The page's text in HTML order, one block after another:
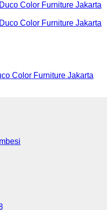
Color Furniture Jakarta